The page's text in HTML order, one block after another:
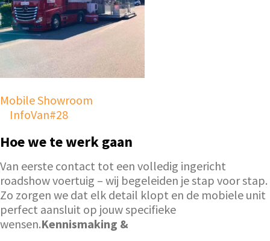
Mobile Showroom
InfoVan#28
Hoe we te werk gaan
Van eerste contact tot een volledig ingericht
roadshow voertuig – wij begeleiden je stap voor stap.
Zo zorgen we dat elk detail klopt en de mobiele unit
perfect aansluit op jouw specifieke
wensen.Kennismaking &